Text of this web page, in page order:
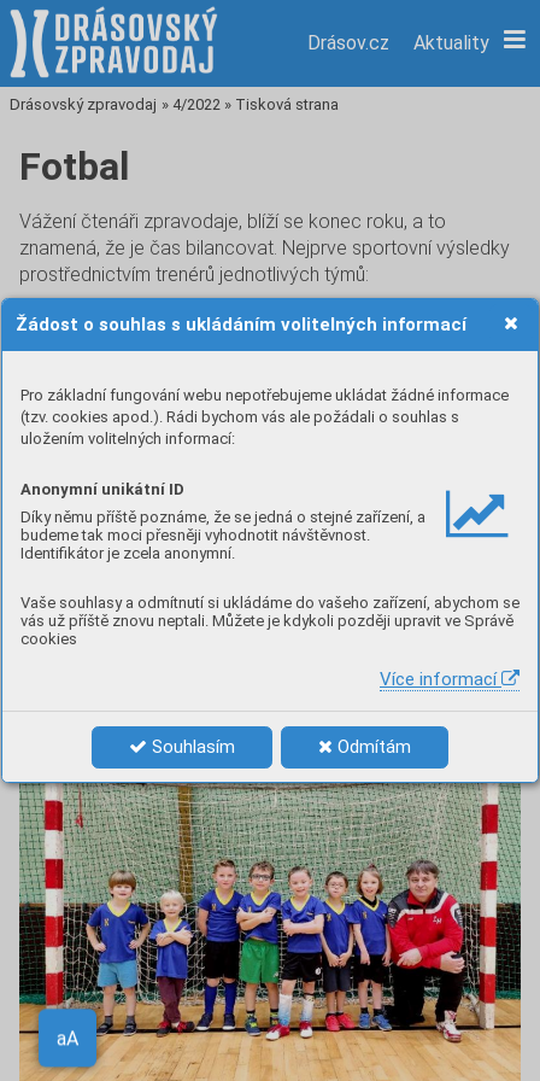
Žádost o souhlas s ukládáním volitelných informací
Pro základní fungování webu nepotřebujeme ukládat žádné informace
(tzv. cookies apod.). Rádi bychom vás ale požádali o souhlas s
uložením volitelných informací:
Anonymní unikátní ID
Díky němu příště poznáme, že se jedná o stejné zařízení, a
budeme tak moci přesněji vyhodnotit návštěvnost.
Identifikátor je zcela anonymní.
Vaše souhlasy a odmítnutí si ukládáme do vašeho zařízení, abychom se
vás už příště znovu neptali. Můžete je kdykoli později upravit ve Správě
cookies
Více informací
Souhlasím Odmítám
Aa
Drásov.cz Aktuality
Drásovský zpravodaj » 4/2022 » Tisková strana
Fotbal
Vážení čtenáři zpravodaje, blíží se konec roku, a to
znamená, že je čas bilancovat. Nejprve sportovní výsledky
prostřednictvím trenérů jednotlivých týmů:
Minipřípravka
nových hráčů vzhledem k aktuálnímu časovému vypětí
trenérů dětských kategorií. I tak ale začali docházet na
tréninkovou skupinu a začali se seznamovat s fotbalovým
míčem a pohybem na fotbalovém hřišti. Dne 4. 12. doplnili
tito noví hráči minipřípravky tým mladší přípravky při
zápasech v tišnovské hale a od neděle 11. 12. začnou
pravidelné tréninky i v hale ZŠ Drásov. Vzhledem k věku dětí
budou tréninky s účastí rodičů a u dětí se budeme
soustředit na všeobecný rozvoj pohybových schopností,